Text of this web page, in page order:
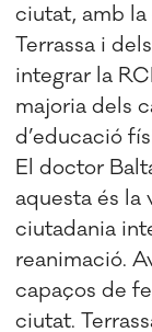
ciutat, amb la
Terrassa i
integrar la
majoria dels
d’educació
El doctor
aquesta és la
ciutadania
reanimació.
capaços de
ciutat.